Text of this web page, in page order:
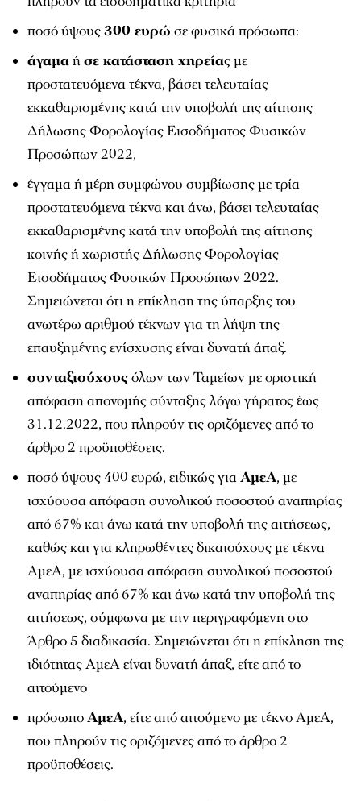
ποσό ύψους300 ευρώ σε φυσικά πρόσωπα:
άγαμαήσε κατάσταση χηρείας με
προστατευόμενα τέκνα, βάσει τελευταίας
εκκαθαρισμένης κατά την υποβολή της αίτησης
Δήλωσης Φορολογίας Εισοδήματος Φυσικών
Προσώπων 2022,
έγγαμα ή μέρη συμφώνου συμβίωσης με τρία
προστατευόμενα τέκνα και άνω, βάσει τελευταίας
εκκαθαρισμένης κατά την υποβολή της αίτησης
κοινής ή χωριστής Δήλωσης Φορολογίας
Εισοδήματος Φυσικών Προσώπων 2022.
Σημειώνεται ότι η επίκληση της ύπαρξης του
ανωτέρω αριθμού τέκνων για τη λήψη της
επαυξημένης ενίσχυσης είναι δυνατή άπαξ.
συνταξιούχουςόλων των Ταμείων με οριστική
απόφαση απονομής σύνταξης λόγω γήρατος έως
31.12.2022, που πληρούν τις οριζόμενες από το
άρθρο 2 προϋποθέσεις.
ποσό ύψους 400 ευρώ, ειδικώς γιαΑμεΑ, με
ισχύουσα απόφαση συνολικού ποσοστού αναπηρίας
από 67% και άνω κατά την υποβολή της αιτήσεως,
καθώς και για κληρωθέντες δικαιούχους με τέκνα
ΑμεΑ, με ισχύουσα απόφαση συνολικού ποσοστού
αναπηρίας από 67% και άνω κατά την υποβολή της
αιτήσεως, σύμφωνα με την περιγραφόμενη στο
Άρθρο 5 διαδικασία. Σημειώνεται ότι η επίκληση της
ιδιότητας ΑμεΑ είναι δυνατή άπαξ, είτε από το
αιτούμενο
πρόσωποΑμεΑ, είτε από αιτούμενο με τέκνο ΑμεΑ,
που πληρούν τις οριζόμενες από το άρθρο 2
προϋποθέσεις.